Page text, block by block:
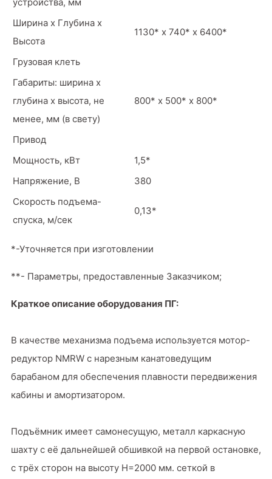
Ширина х Глубина х
Высота
1130* х 740* х 6400*
Грузовая клеть
Габариты: ширина х
глубина х высота, не
менее, мм (в свету)
800* х 500* х 800*
Привод
Мощность, кВт
1,5*
Напряжение, В
380
Скорость подъема-
спуска, м/сек
0,13*
*-Уточняется при изготовлении
**- Параметры, предоставленные Заказчиком;
Краткое описание оборудования ПГ:
В качестве механизма подъема используется мотор-
редуктор NMRW с нарезным канатоведущим
барабаном для обеспечения плавности передвижения
кабины и амортизатором.
Подъёмник имеет самонесущую, металл каркасную
шахту с её дальнейшей обшивкой на первой остановке,
с трёх сторон на высоту Н=2000 мм. сеткой в